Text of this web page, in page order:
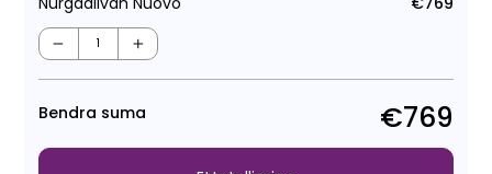
− +
Bendra suma €769